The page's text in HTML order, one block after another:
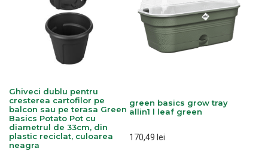
Ghiveci dublu pentru
cresterea cartofilor pe
balcon sau pe terasa Green
Basics Potato Pot cu
diametrul de 33cm, din
plastic reciclat, culoarea
neagra
green basics grow tray
allin1 l leaf green
170,49 lei